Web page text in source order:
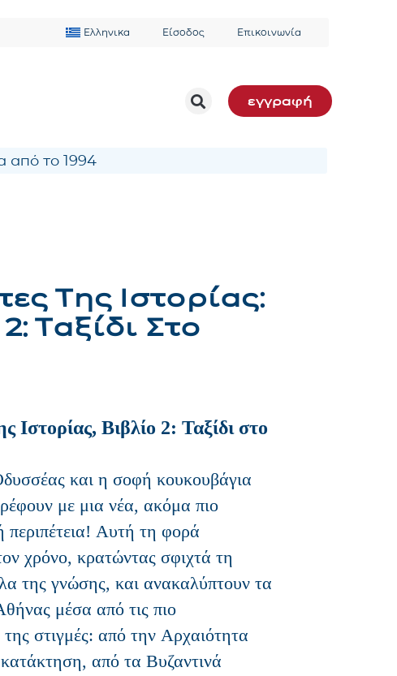
Ελληνικα Είσοδος Επικοινωνία
εγγραφή
από το 1994
Της Ιστορίας:
Ταξίδι Στο
Ιστορίας, Βιβλίο 2: Ταξίδι στο
και η σοφή κουκουβάγια
με μια νέα, ακόμα πιο
περιπέτεια! Αυτή τη φορά
χρόνο, κρατώντας σφιχτά τη
της γνώσης, και ανακαλύπτουν τα
μέσα από τις πιο
της στιγμές: από την Αρχαιότητα
από τα Βυζαντινά